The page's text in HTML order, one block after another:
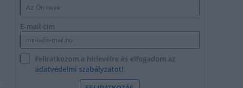
E-mail cím
Feliratkozom a hírlevélre és elfogadom az
adatvédelmi szabályzatot!